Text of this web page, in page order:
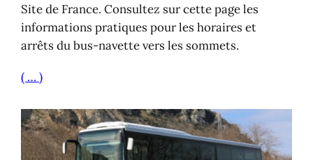
Site de France. Consultez sur cette page les
informations pratiques pour les horaires et
arrêts du bus-navette vers les sommets.
( … )